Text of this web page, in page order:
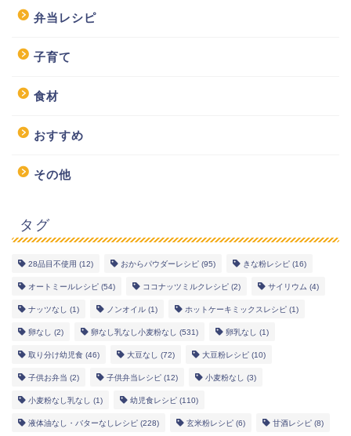
弁当レシピ
子育て
食材
おすすめ
その他
タグ
28品目不使用 (12) おからパウダーレシピ (95) きな粉レシピ (16)
オートミールレシピ (54) ココナッツミルクレシピ (2) サイリウム (4)
ナッツなし (1) ノンオイル (1) ホットケーキミックスレシピ (1)
卵なし (2) 卵なし乳なし小麦粉なし (531) 卵乳なし (1)
取り分け幼児食 (46) 大豆なし (72) 大豆粉レシピ (10)
子供お弁当 (2) 子供弁当レシピ (12) 小麦粉なし (3)
小麦粉なし乳なし (1) 幼児食レシピ (110)
液体油なし・バターなしレシピ (228) 玄米粉レシピ (6) 甘酒レシピ (8)
幼児食レシピ
米粉レシピ
ヘルシーレシピ
works